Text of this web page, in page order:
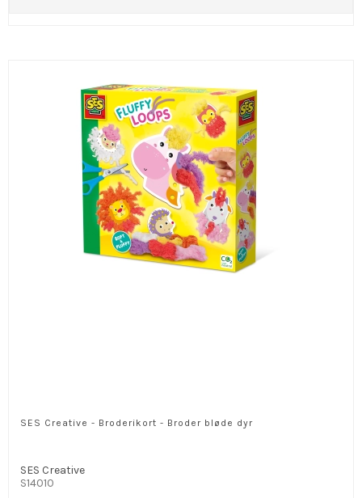
SES Creative - Broderikort - Broder bløde dyr
SES Creative
S14010